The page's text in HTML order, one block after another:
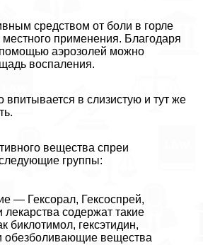
средством от боли в горле
применения. Благодаря
аэрозолей можно
воспаления.
впитывается в слизистую и тут же
вещества спреи
группы:
— Гексорал, Гексоспрей,
лекарства содержат такие
биклотимол, гексэтидин,
обезболивающие вещества